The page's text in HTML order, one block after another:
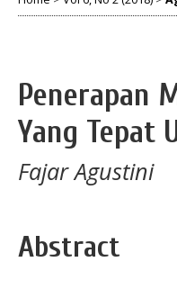
Penerapan
Yang Tepat
Fajar Agustini
Abstract